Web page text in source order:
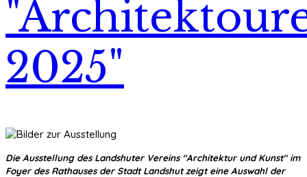
2025"
Die Ausstellung des Landshuter Vereins "Architektur und Kunst" im
Foyer des Rathauses der Stadt Landshut zeigt eine Auswahl der